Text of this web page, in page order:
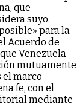
que
suyo.
para la
Acuerdo de
Venezuela
mutuamente
el marco
fe, con el
mediante